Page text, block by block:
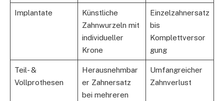
Implantate
Künstliche
Zahnwurzeln mit
individueller
Krone
Einzelzahnersatz
bis
Komplettversor
gung
Teil- &
Vollprothesen
Herausnehmbar
er Zahnersatz
bei mehreren
Umfangreicher
Zahnverlust